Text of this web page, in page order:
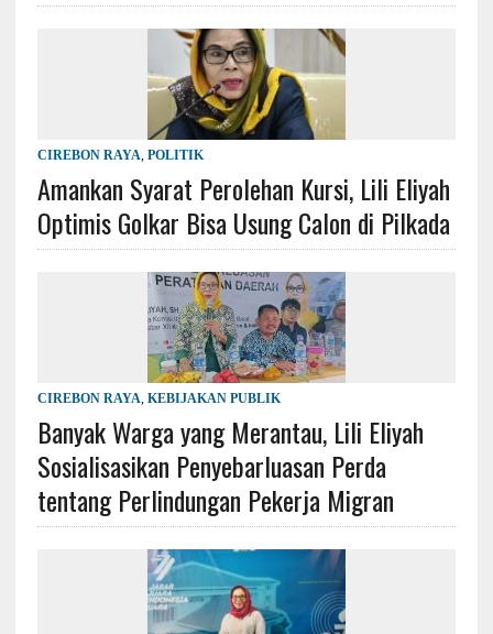
CIREBON RAYA, POLITIK
Amankan Syarat Perolehan Kursi, Lili Eliyah
Optimis Golkar Bisa Usung Calon di Pilkada
CIREBON RAYA, KEBIJAKAN PUBLIK
Banyak Warga yang Merantau, Lili Eliyah
Sosialisasikan Penyebarluasan Perda
tentang Perlindungan Pekerja Migran